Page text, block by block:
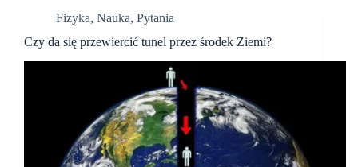
Fizyka, Nauka, Pytania
Czy da się przewiercić tunel przez środek Ziemi?